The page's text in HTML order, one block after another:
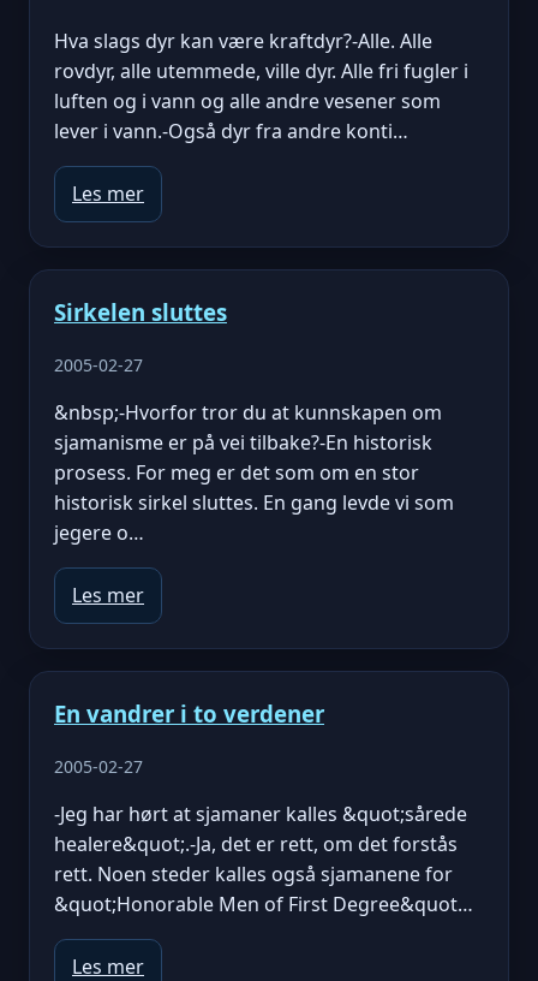
Hva slags dyr kan være kraftdyr?-Alle. Alle
rovdyr, alle utemmede, ville dyr. Alle fri fugler i
luften og i vann og alle andre vesener som
lever i vann.-Også dyr fra andre konti…
Les mer
Sirkelen sluttes
2005-02-27
&nbsp;-Hvorfor tror du at kunnskapen om
sjamanisme er på vei tilbake?-En historisk
prosess. For meg er det som om en stor
historisk sirkel sluttes. En gang levde vi som
jegere o…
Les mer
En vandrer i to verdener
2005-02-27
-Jeg har hørt at sjamaner kalles &quot;sårede
healere&quot;.-Ja, det er rett, om det forstås
rett. Noen steder kalles også sjamanene for
&quot;Honorable Men of First Degree&quot…
Les mer